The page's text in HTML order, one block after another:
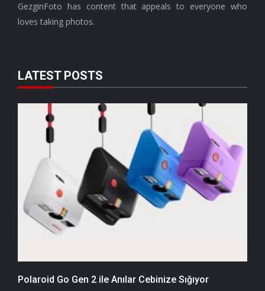
GezginFoto has content that appeals to everyone who
loves taking photos.
LATEST POSTS
Polaroid Go Gen 2 ile Anılar Cebinize Sığıyor